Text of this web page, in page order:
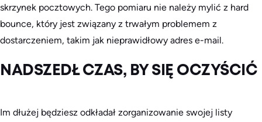
skrzynek pocztowych. Tego pomiaru nie należy mylić z hard
bounce, który jest związany z trwałym problemem z
dostarczeniem, takim jak nieprawidłowy adres e-mail.
NADSZEDŁ CZAS, BY SIĘ OCZYŚCIĆ
Im dłużej będziesz odkładał zorganizowanie swojej listy